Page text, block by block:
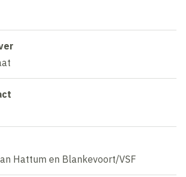
Hattum en Blankevoort/VSF